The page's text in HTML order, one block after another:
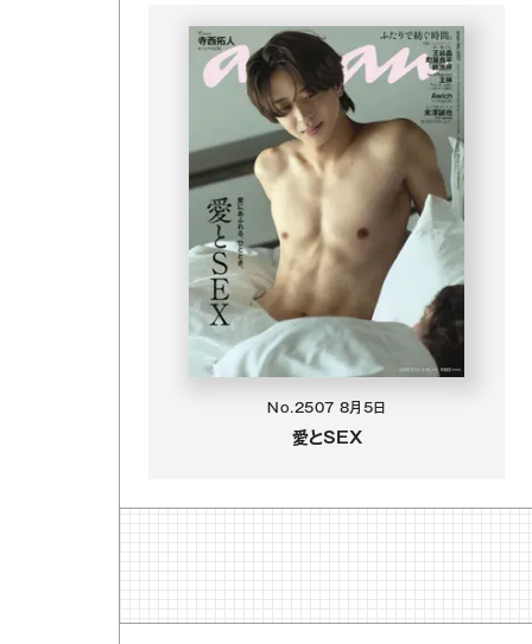
No.2507 8月5日
愛とSEX